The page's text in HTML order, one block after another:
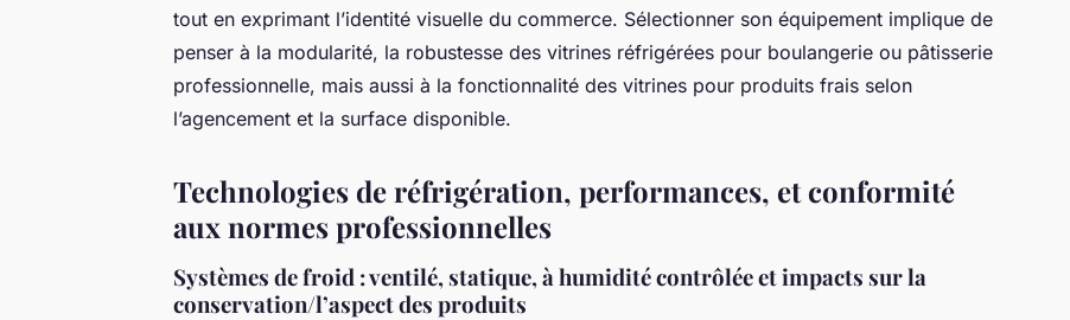
tout en exprimant l’identité visuelle du commerce. Sélectionner son équipement implique de
penser à la modularité, la robustesse des vitrines réfrigérées pour boulangerie ou pâtisserie
professionnelle, mais aussi à la fonctionnalité des vitrines pour produits frais selon
l’agencement et la surface disponible.
Technologies de réfrigération, performances, et conformité
aux normes professionnelles
Systèmes de froid : ventilé, statique, à humidité contrôlée et impacts sur la
conservation/l’aspect des produits